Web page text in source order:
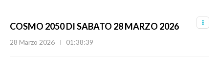
COSMO 2050 DI SABATO 28 MARZO 2026
28 Marzo 2026 01:38:39